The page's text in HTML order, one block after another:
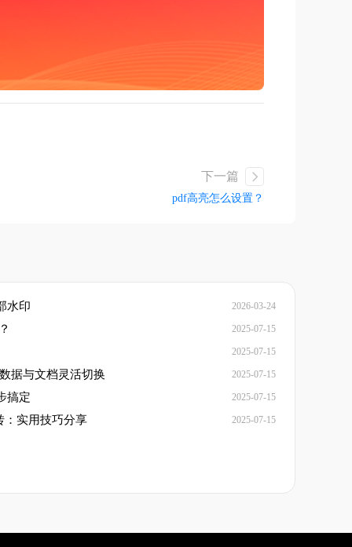
下一篇
pdf高亮怎么设置？
水印 2026-03-24
2025-07-15
2025-07-15
据与文档灵活切换 2025-07-15
搞定 2025-07-15
：实用技巧分享 2025-07-15